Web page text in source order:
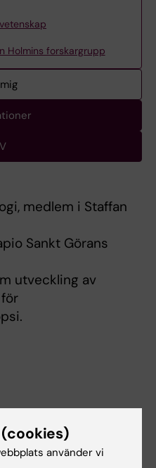
Holmins forskargrupp
medlem i Staffan
Sankt Görans
utveckling av
använder vi